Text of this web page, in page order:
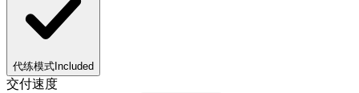
代练模式 Included
交付速度